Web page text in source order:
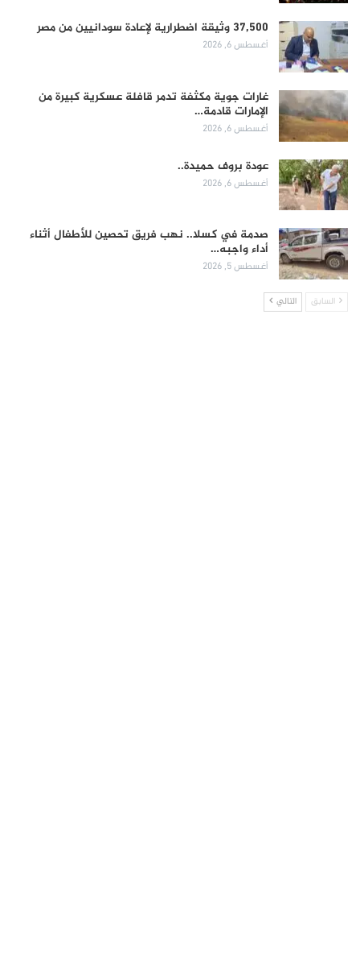
37,500 وثيقة اضطرارية لإعادة سودانيين من مصر
أغسطس 6, 2026
غارات جوية مكثفة تدمر قافلة عسكرية كبيرة من
الإمارات قادمة…
أغسطس 6, 2026
عودة بروف حميدة..
أغسطس 6, 2026
صدمة في كسلا.. نهب فريق تحصين للأطفال أثناء
أداء واجبه…
أغسطس 5, 2026
السابق التالي